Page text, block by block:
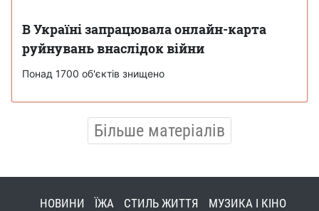
В Україні запрацювала онлайн-карта
руйнувань внаслідок війни
Понад 1700 об'єктів знищено
Більше матеріалів
НОВИНИ ЇЖА СТИЛЬ ЖИТТЯ
МУЗИКА І КІНО